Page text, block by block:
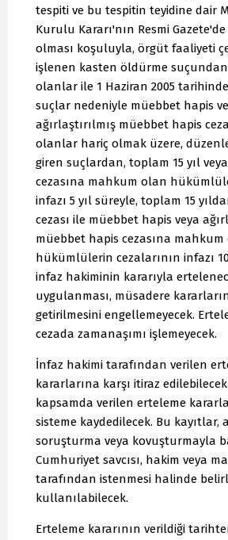
tespiti ve bu tespitin teyidine dair
Kurulu Kararı'nın Resmi
olması koşuluyla, örgüt faaliyeti
işlenen kasten öldürme
olanlar ile 1 Haziran 2005
suçlar nedeniyle müebbet hapis
ağırlaştırılmış müebbet hapis
olanlar hariç olmak üzere,
giren suçlardan, toplam 15 yıl
cezasına mahkum olan
infazı 5 yıl süreyle, toplam 15
cezası ile müebbet hapis veya
müebbet hapis cezasına
hükümlülerin cezalarının infazı
infaz hakiminin kararıyla
uygulanması, müsadere
getirilmesini engellemeyecek.
cezada zamanaşımı işlemeyecek.
İnfaz hakimi tarafından verilen
kararlarına karşı itiraz
kapsamda verilen erteleme
sisteme kaydedilecek. Bu kayıtlar,
soruşturma veya kovuşturmayla
Cumhuriyet savcısı, hakim veya
tarafından istenmesi halinde
kullanılabilecek.
Erteleme kararının verildiği